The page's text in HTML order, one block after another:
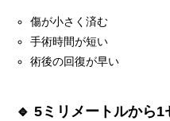
傷が小さく済む
手術時間が短い
術後の回復が早い
🔹 5ミリメートルから